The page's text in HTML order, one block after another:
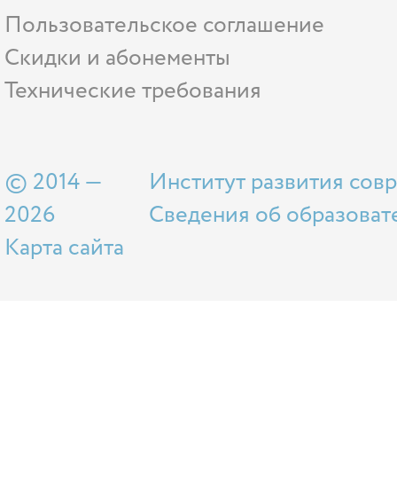
Пользовательское соглашение
Скидки и абонементы
Технические требования
© 2014 —
2026
Карта сайта
Институт развития
Сведения об